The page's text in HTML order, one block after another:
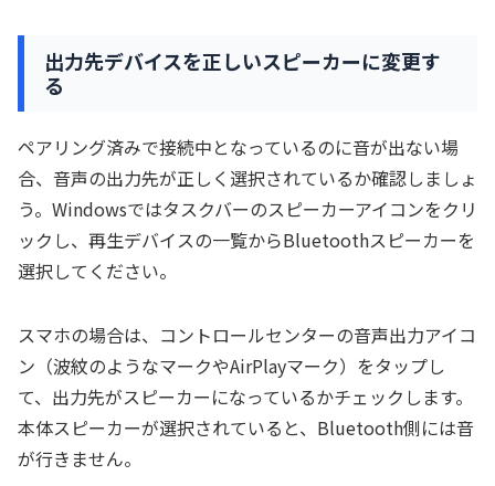
出力先デバイスを正しいスピーカーに変更す
る
ペアリング済みで接続中となっているのに音が出ない場
合、音声の出力先が正しく選択されているか確認しましょ
う。Windowsではタスクバーのスピーカーアイコンをクリ
ックし、再生デバイスの一覧からBluetoothスピーカーを
選択してください。
スマホの場合は、コントロールセンターの音声出力アイコ
ン（波紋のようなマークやAirPlayマーク）をタップし
て、出力先がスピーカーになっているかチェックします。
本体スピーカーが選択されていると、Bluetooth側には音
が行きません。